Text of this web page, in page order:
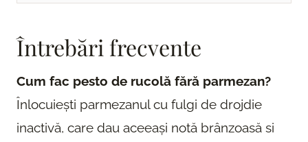
Întrebări frecvente
Cum fac pesto de rucolă fără parmezan?
Înlocuiești parmezanul cu fulgi de drojdie
inactivă, care dau aceeași notă brânzoasă si